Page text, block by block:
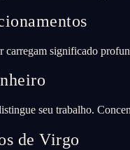
carregam significado
seu trabalho.
de Virgo